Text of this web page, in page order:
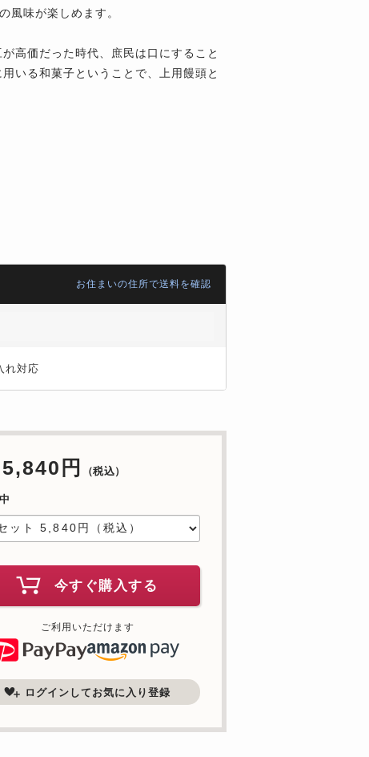
風味が楽しめます。
高価だった時代、庶民は口にすること
いる和菓子ということで、上用饅頭と
お住まいの住所で送料を確認
れ対応
5,840円 （税込）
今すぐ購入する
ご利用いただけます
ログインしてお気に入り登録